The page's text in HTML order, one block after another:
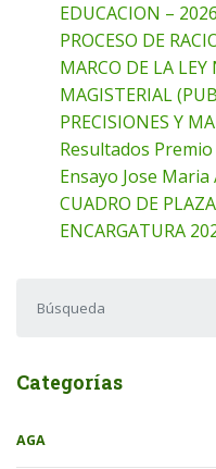
EDUCACION – 2026
PROCESO DE
MARCO DE LA LEY
MAGISTERIAL
PRECISIONES Y
Resultados
Ensayo Jose
CUADRO DE
ENCARGATURA
Categorías
AGA